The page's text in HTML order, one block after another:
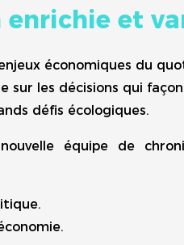
et
économiques du
sur les décisions qui
défis écologiques.
équipe de